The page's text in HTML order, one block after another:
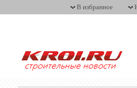
В избранное